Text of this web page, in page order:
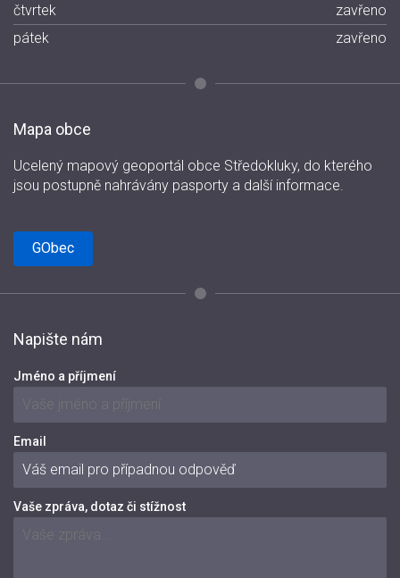
čtvrtek
zavřeno
pátek
zavřeno
Mapa obce
Ucelený mapový geoportál obce Středokluky, do kterého
jsou postupně nahrávány pasporty a další informace.
GObec
Napište nám
Jméno a příjmení
Email
Vaše zpráva, dotaz či stížnost